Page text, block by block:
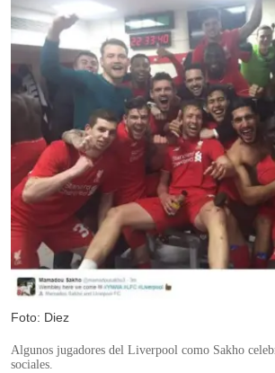
Foto: Diez
Algunos jugadores del Liverpool como Sakho
sociales.